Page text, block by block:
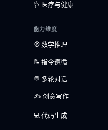
🩺 医疗与健康
能力维度
🧭 数学推理
📝 指令遵循
💬 多轮对话
✍️ 创意写作
💻 代码生成